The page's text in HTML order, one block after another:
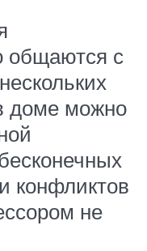
общаются с
доме можно
конфликтов
не